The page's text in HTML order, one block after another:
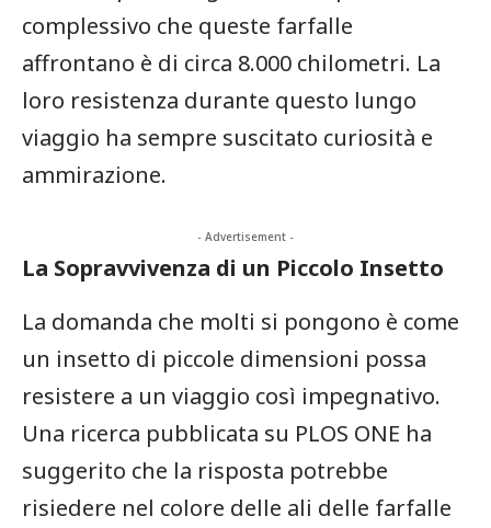
complessivo che queste farfalle
affrontano è di circa 8.000 chilometri. La
loro resistenza durante questo lungo
viaggio ha sempre suscitato curiosità e
ammirazione.
- Advertisement -
La Sopravvivenza di un‍ Piccolo ⁤Insetto
La domanda che molti si pongono è come
un insetto di piccole‌ dimensioni possa⁤
resistere a un viaggio così impegnativo.
Una ricerca pubblicata su PLOS ONE ha
suggerito che la ⁢risposta potrebbe
risiedere nel colore delle‌ ali delle farfalle